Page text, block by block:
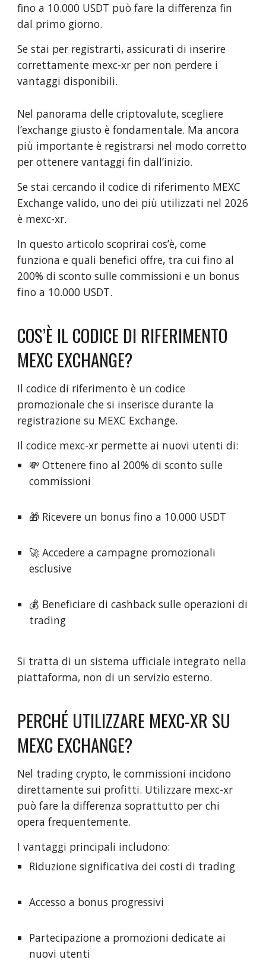
fino a 10.000 USDT può fare la differenza fin
dal primo giorno.
Se stai per registrarti, assicurati di inserire
correttamente mexc-xr per non perdere i
vantaggi disponibili.
Nel panorama delle criptovalute, scegliere
l’exchange giusto è fondamentale. Ma ancora
più importante è registrarsi nel modo corretto
per ottenere vantaggi fin dall’inizio.
Se stai cercando il codice di riferimento MEXC
Exchange valido, uno dei più utilizzati nel 2026
è mexc-xr.
In questo articolo scoprirai cos’è, come
funziona e quali benefici offre, tra cui fino al
200% di sconto sulle commissioni e un bonus
fino a 10.000 USDT.
COS’È IL CODICE DI RIFERIMENTO
MEXC EXCHANGE?
Il codice di riferimento è un codice
promozionale che si inserisce durante la
registrazione su MEXC Exchange.
Il codice mexc-xr permette ai nuovi utenti di:
💸 Ottenere fino al 200% di sconto sulle
commissioni
🎁 Ricevere un bonus fino a 10.000 USDT
🚀 Accedere a campagne promozionali
esclusive
💰 Beneficiare di cashback sulle operazioni di
trading
Si tratta di un sistema ufficiale integrato nella
piattaforma, non di un servizio esterno.
PERCHÉ UTILIZZARE MEXC-XR SU
MEXC EXCHANGE?
Nel trading crypto, le commissioni incidono
direttamente sui profitti. Utilizzare mexc-xr
può fare la differenza soprattutto per chi
opera frequentemente.
I vantaggi principali includono:
Riduzione significativa dei costi di trading
Accesso a bonus progressivi
Partecipazione a promozioni dedicate ai
nuovi utenti